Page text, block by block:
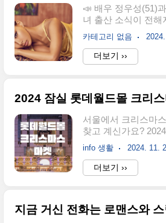
사할 예정입니다. '
바로 확인하세요! 📅
법 뮤지컬 '알라딘'은
다! 미리 티켓 예매
요. 2~3월 공연 티켓
📣 배우 정우성(51)
녀 출산 소식이 전해
이야기가 큰 화제를
성의 소속사 아티스
산한 아들의 친부가
하며 책임 있는 부모
공개했습니다. 이에
친부가 정우성임을
확인했습니다. 문가
며 "너무나 갑작스럽
런 준비가 되어 있지
들의 축복 속에 조용
카테고리 없음
더보기 ››
서울에서 크리스마
찾고 계신가요?
스마스마켓은 그 해
간입니다. 예약 방법
스타 감성 포토존까
다. 이번 겨울, 서울
20일 ~ 2025년 1월
info 생활 2024. 11.
더보기 ››